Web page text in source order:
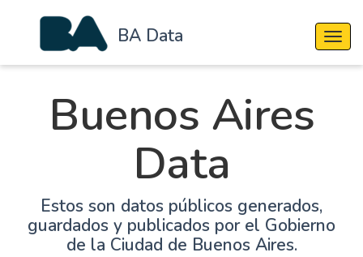
BA Data
Buenos Aires
Data
Estos son datos públicos generados,
guardados y publicados por el Gobierno
de la Ciudad de Buenos Aires.